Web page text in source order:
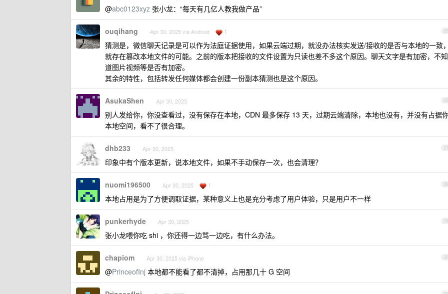
@abc0123xyz 张小龙：“每天有几亿人教我做产品”
25
ouqihang Apr 30, 2025 via Android 1
猜测是，微信聊天记录是可以作为法庭证据使用，如果云端过期，就没办法核实发送/接收的是否与本地的一致，
就存在篡改本地文件的可能。之前的版本把接收的文件设置为只读也差不多这个原因。聊天文字是有加密，不知
道图片视频等是否有加密。
其余的特性，包括转发任何媒体都会创建一份副本猜测也是这个原因。
26
AsukaShen Apr 30, 2025
别人发给你，你没查看过，没有保存在本地，CDN 最多保存 13 天，过期云端清除，本地也没有，并没有占据
本地空间，看不了很合理。
27
dhb233 Apr 30, 2025
印象中有个版本更新，说本地文件，如果不手动保存一次，也会清理？
28
nuomi196500 Apr 30, 2025 1
本地占用是为了方便调取证据，某种意义上也是充分考虑了用户体验，只是用户不一样
29
punkerhyde Apr 30, 2025
张小龙喂你吃 shi ，你还得一边骂一边吃，有什么办法。
30
chapiom Apr 30, 2025 via iPhone
@PrinceofInj 本地都不能看了都不清掉，占用那几十 G 空间